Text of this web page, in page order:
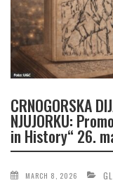
CRNOGORSKA
NJUJORKU:
in History“ 26.
MARCH 8, 2026